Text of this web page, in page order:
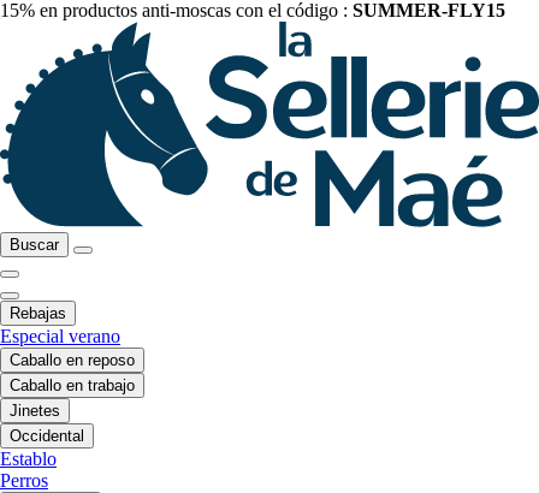
15% en productos anti-moscas con el código : SUMMER-FLY15
Buscar
Rebajas
Especial verano
Caballo en reposo
Caballo en trabajo
Jinetes
Occidental
Establo
Perros